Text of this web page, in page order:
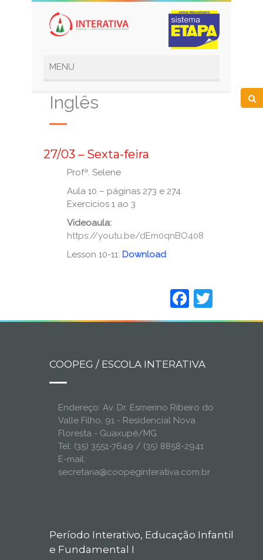
Inglês
27/03 – Sexta-feira
Profª. Selene
Aula 10 – páginas 273 e 274
Exercícios 1 ao 3
Videoaula:
https://youtu.be/dEm0qnBO408
Lesson 10-11: Download
COOPEG / ESCOLA INTERATIVA
Endereço: Av. Dr. Esmerino Ribeiro do
Valle Filho, 91 - Residencial Nova
Floresta - Guaxupé/MG
Tel: (35) 3551-7649 / (35) 8858-2941
E-mail:
secretaria@coopeginterativa.com.br
Período Interativo, Educação Infantil
e Fundamental I